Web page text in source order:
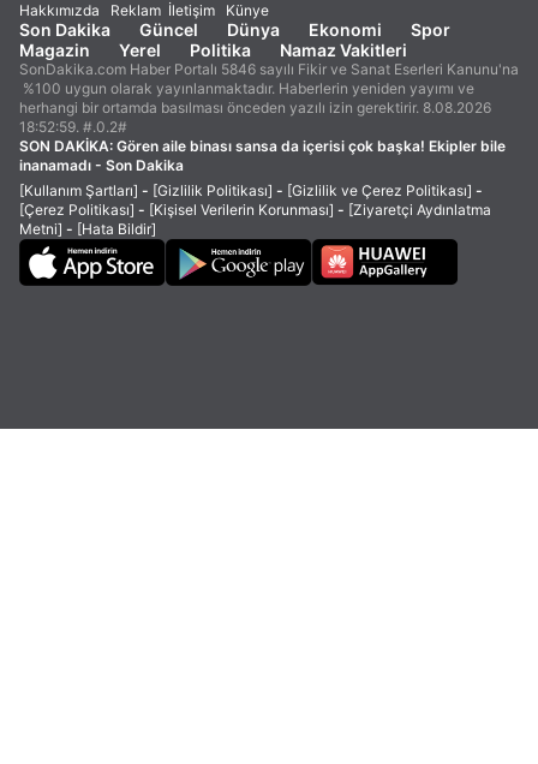
Hakkımızda Reklam İletişim Künye
Son Dakika Güncel Dünya Ekonomi
Spor
Magazin
Yerel Politika Namaz Vakitleri
SonDakika.com Haber Portalı 5846 sayılı Fikir ve Sanat Eserleri Kanunu'na
%100 uygun olarak yayınlanmaktadır. Haberlerin yeniden yayımı ve
herhangi bir ortamda basılması önceden yazılı izin gerektirir. 8.08.2026
18:52:59. #.0.2#
SON DAKİKA: Gören aile binası sansa da içerisi çok başka! Ekipler bile
inanamadı - Son Dakika
[Kullanım Şartları] - [Gizlilik Politikası] - [Gizlilik ve Çerez Politikası] -
[Çerez Politikası] - [Kişisel Verilerin Korunması] - [Ziyaretçi Aydınlatma
Metni] - [Hata Bildir]